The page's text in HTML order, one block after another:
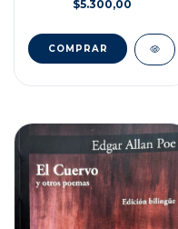
$5.300,00